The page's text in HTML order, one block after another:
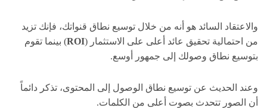
والاعتقاد السائد هو أنه من خلال توسيع نطاق قنواتك، فإنك تزيد
من احتمالية تحقيق عائد أعلى على الاستثمار (ROI) بينما تقوم
بتوسيع نطاق وصولك إلى جمهور أوسع.
وعند الحديث عن توسيع نطاق الوصول إلى المحتوى، تذكر دائماً
أن الصور تتحدث بصوت أعلى من الكلمات.